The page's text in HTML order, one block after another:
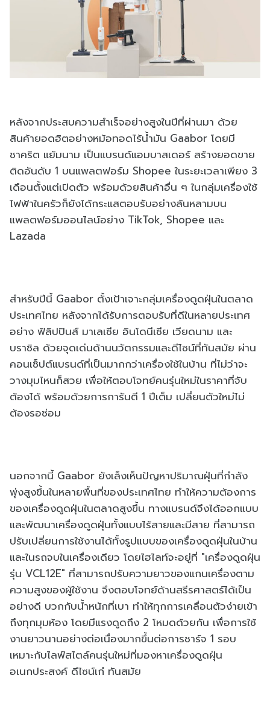
หลังจากประสบความสำเร็จอย่างสูงในปีที่ผ่านมา ด้วย
สินค้ายอดฮิตอย่างหม้อทอดไร้น้ำมัน Gaabor โดยมี
ชาคริต แย้มนาม เป็นแบรนด์แอมบาสเดอร์ สร้างยอดขาย
ติดอันดับ 1 บนแพลตฟอร์ม Shopee ในระยะเวลาเพียง 3
เดือนตั้งแต่เปิดตัว พร้อมด้วยสินค้าอื่น ๆ ในกลุ่มเครื่องใช้
ไฟฟ้าในครัวก็ยังได้กระแสตอบรับอย่างล้นหลามบน
แพลตฟอร์มออนไลน์อย่าง TikTok, Shopee และ
Lazada
สำหรับปีนี้ Gaabor ตั้งเป้าเจาะกลุ่มเครื่องดูดฝุ่นในตลาด
ประเทศไทย หลังจากได้รับการตอบรับที่ดีในหลายประเทศ
อย่าง ฟิลิปปินส์ มาเลเซีย อินโดนีเซีย เวียดนาม และ
บราซิล ด้วยจุดเด่นด้านนวัตกรรมและดีไซน์ที่ทันสมัย ผ่าน
คอนเซ็ปต์แบรนด์ที่เป็นมากกว่าเครื่องใช้ในบ้าน ที่ไม่ว่าจะ
วางมุมไหนก็สวย เพื่อให้ตอบโจทย์คนรุ่นใหม่ในราคาที่จับ
ต้องได้ พร้อมด้วยการการันตี 1 ปีเต็ม เปลี่ยนตัวใหม่ไม่
ต้องรอซ่อม
นอกจากนี้ Gaabor ยังเล็งเห็นปัญหาปริมาณฝุ่นที่กำลัง
พุ่งสูงขึ้นในหลายพื้นที่ของประเทศไทย ทำให้ความต้องการ
ของเครื่องดูดฝุ่นในตลาดสูงขึ้น ทางแบรนด์จึงได้ออกแบบ
และพัฒนาเครื่องดูดฝุ่นทั้งแบบไร้สายและมีสาย ที่สามารถ
ปรับเปลี่ยนการใช้งานได้ทั้งรูปแบบของเครื่องดูดฝุ่นในบ้าน
และในรถจบในเครื่องเดียว โดยไฮไลท์จะอยู่ที่ "เครื่องดูดฝุ่น
รุ่น VCL12E" ที่สามารถปรับความยาวของแกนเครื่องตาม
ความสูงของผู้ใช้งาน จึงตอบโจทย์ด้านสรีรศาสตร์ได้เป็น
อย่างดี บวกกับน้ำหนักที่เบา ทำให้ทุกการเคลื่อนตัวง่ายเข้า
ถึงทุกมุมห้อง โดยมีแรงดูดถึง 2 โหมดด้วยกัน เพื่อการใช้
งานยาวนานอย่างต่อเนื่องมากขึ้นต่อการชาร์จ 1 รอบ
เหมาะกับไลฟ์สไตล์คนรุ่นใหม่ที่มองหาเครื่องดูดฝุ่น
อเนกประสงค์ ดีไซน์เก๋ ทันสมัย